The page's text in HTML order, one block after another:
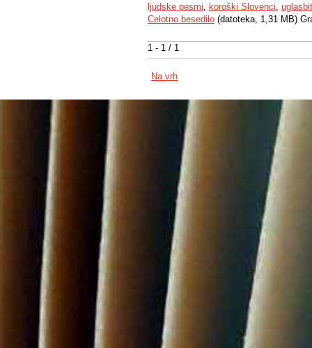
1 - 1 / 1
ljudske pesmi, koroški Slovenci,
Celotno besedilo (datoteka, 1,31 MB)
Na vrh